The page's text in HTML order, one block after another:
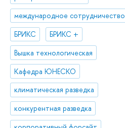
международное сотрудничество
БРИКС
БРИКС +
Вышка технологическая
Кафедра ЮНЕСКО
климатическая разведка
конкурентная разведка